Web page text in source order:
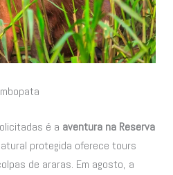
é a aventura na Reserva
protegida oferece tours
de araras. Em agosto, a